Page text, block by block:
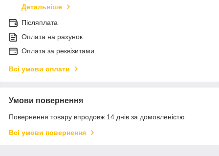
Детальніше
Післяплата
Оплата на рахунок
Оплата за реквізитами
Всі умови оплати
Умови повернення
Повернення товару впродовж 14 днів за домовленістю
Всі умови повернення